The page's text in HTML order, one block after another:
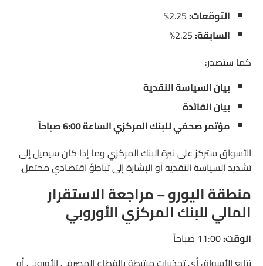
التوقعات:
السابقة:
كما ستصدر:
بيان السياسة النقدية
بيان الفائدة
مؤتمر صحفي للبنك المركزي الساعة 6:00 صباحاً
الأسواق ستركز على نبرة البنك المركزي وما إذا كان سيميل إلى
تشديد السياسة النقدية أو الإشارة إلى تباطؤ اقتصادي محتمل.
منطقة اليورو – مراجعة الاستقرار
المالي للبنك المركزي الأوروبي
الوقت: